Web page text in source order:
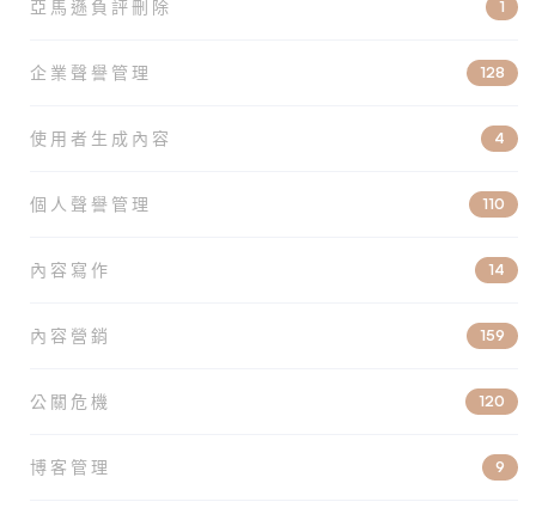
亞馬遜負評刪除 1
企業聲譽管理 128
使用者生成內容 4
個人聲譽管理 110
內容寫作 14
內容營銷 159
公關危機 120
博客管理 9